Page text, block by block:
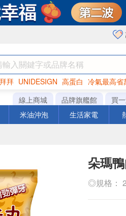
拜 UNIDESIGN 高蛋白 冷氣最高省
罐頭 咖啡 海苔
線上商城 品牌旗艦館 買
米油沖泡 生活家電
朵瑪
◎規格：